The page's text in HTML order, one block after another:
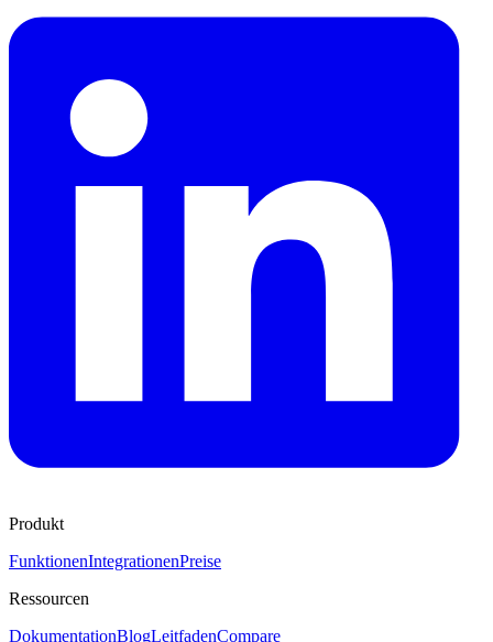
Produkt
FunktionenIntegrationenPreise
Ressourcen
DokumentationBlogLeitfadenCompare